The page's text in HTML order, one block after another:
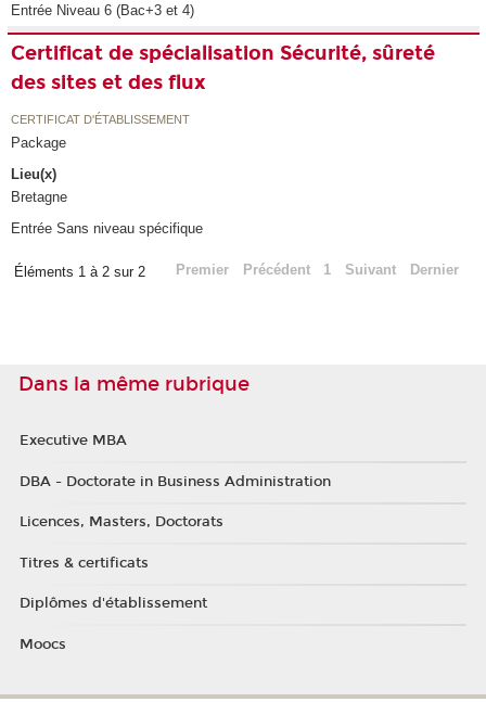
Entrée Niveau 6 (Bac+3 et 4)
Certificat de spécialisation Sécurité, sûreté
des sites et des flux
CERTIFICAT D'ÉTABLISSEMENT
Package
Lieu(x)
Bretagne
Entrée Sans niveau spécifique
Éléments 1 à 2 sur 2 Premier Précédent 1 Suivant Dernier
Dans la même rubrique
Executive MBA
DBA - Doctorate in Business Administration
Licences, Masters, Doctorats
Titres & certificats
Diplômes d'établissement
Moocs